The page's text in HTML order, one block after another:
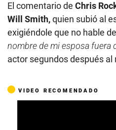
El comentario de Chris
Will Smith,quien subió al
exigiéndole que no hable
nombre de mi esposa fuera
actor segundos después al
VIDEO RECOMENDADO